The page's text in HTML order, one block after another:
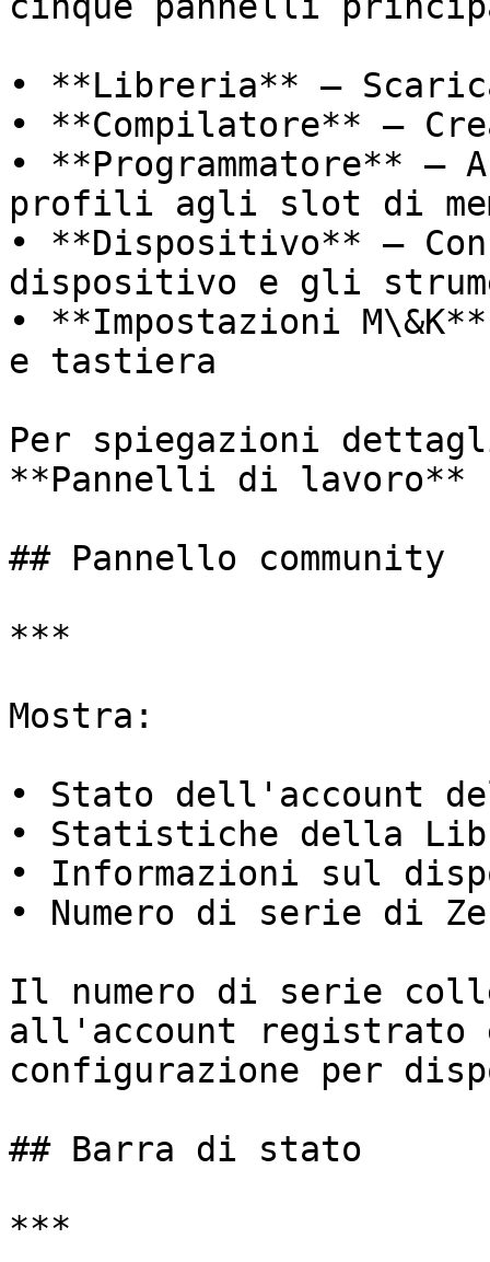
• **Libreria** –
• **Compilatore** –
• **Programmatore** –
profili agli slot di
• **Dispositivo** –
dispositivo e gli
• **Impostazioni
e tastiera
Per spiegazioni
**Pannelli di lavoro**
## Pannello community
***
Mostra:
• Stato dell'account
• Statistiche della
• Informazioni sul
• Numero di serie di
Il numero di serie
all'account registrato
configurazione per
## Barra di stato
***